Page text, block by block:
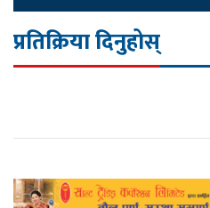
प्रतिक्रिया दिनुहोस्